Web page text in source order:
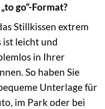
go“-Format?
Stillkissen extrem
ist leicht und
in Ihrer
So haben Sie
Unterlage für
im Park oder bei